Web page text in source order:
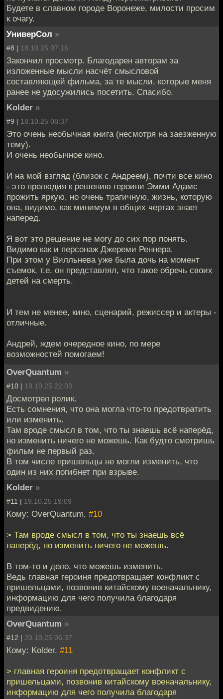
Будете в славном городе Воронеже, милости просим
к очагу.
УниверСол »
#8 | 18.10.25 07:16
Закончил просмотр. Благодарен авторам за
изложенные мысли насчёт смысловой
составляющей фильма, за те мысли, которые меня
ранее не удосужились посетить. Спасибо.
Kolder »
#9 | 18.10.25 08:37
Это очень необычная книга (несмотря на заезженную
тему).
И очень необычное кино.
И на мой взгляд (близок с Андреем), почти все кино
- это прелюдия к решению героини Эмми Адамс
прожить яркую, но очень трагичную, жизнь, которую
она, видимо, как минимум в общих чертах знает
наперед.
Я вот это решение не могу до сих пор понять.
Видимо как и персонаж Джереми Реннера.
При этом у Вилльнева уже была дочь на момент
съемок, т.е. он представлял, что такое обречь своих
детей на смерть.
И тем не менее, кино, сценарий, режиссер и актеры -
отличные.
Андрей, ждем очередное кино, по мере
возможностей помогаем!
OverQuantum »
#10 | 18.10.25 22:03
Досмотрел ролик.
Есть сомнения, что она могла что-то предотвратить
или изменить.
Там вроде смысл в том, что ты знаешь всё наперёд,
но изменить ничего не можешь. Как будто смотришь
фильм не первый раз.
В том числе пришельцы не могли изменить, что
один из них погибнет при взрыве.
Kolder »
#11 | 19.10.25 19:09
Кому: OverQuantum, #10
> Там вроде смысл в том, что ты знаешь всё
наперёд, но изменить ничего не можешь.
В том-то и дело, что можешь изменить.
Ведь главная героиня предотвращает конфликт с
пришельцами, позвонив китайскому военачальнику,
информацию для чего получила благодаря
предвидению.
OverQuantum »
#12 | 20.10.25 06:37
Кому: Kolder, #11
> главная героиня предотвращает конфликт с
пришельцами, позвонив китайскому военачальнику,
информацию для чего получила благодаря